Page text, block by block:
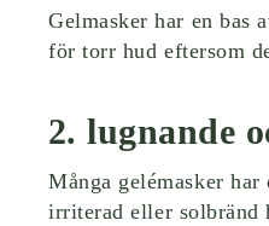
Gelmasker har en bas
för torr hud eftersom
2. lugnande
Många gelémasker
irriterad eller solbränd